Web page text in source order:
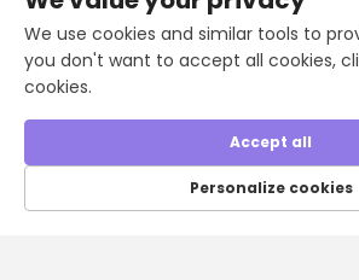
 [email Protected]
중국 푸젠성 연평현 시시로 65-9번
지, 우편번호 353001
We use cookies and similar tools to
you don't want to accept all cookies,
cookies.
Personalize cookies
Accept all